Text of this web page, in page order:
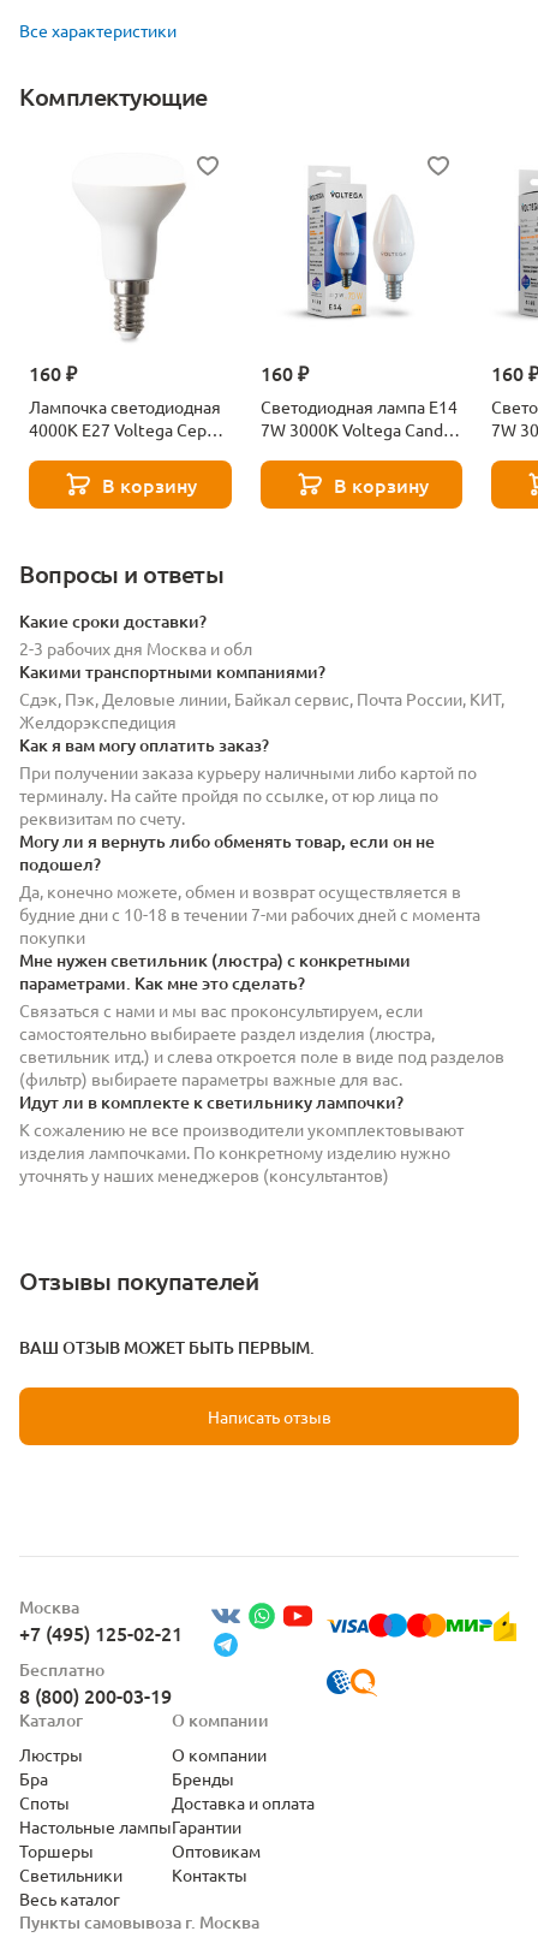
Все характеристики
Комплектующие
160 ₽
Лампочка светодиодная
4000К Е27 Voltega Серия
В корзину
160 ₽
Светодиодная лампа E14
7W 3000K Voltega Candle
В корзину
160
7W
Вопросы и ответы
Какие сроки доставки?
2-3 рабочих дня Москва и обл
Какими транспортными компаниями?
Сдэк, Пэк, Деловые линии, Байкал сервис, Почта России, КИТ,
Желдорэкспедиция
Как я вам могу оплатить заказ?
При получении заказа курьеру наличными либо картой по
терминалу. На сайте пройдя по ссылке, от юр лица по
реквизитам по счету.
Могу ли я вернуть либо обменять товар, если он не
подошел?
Да, конечно можете, обмен и возврат осуществляется в
будние дни с 10-18 в течении 7-ми рабочих дней с момента
покупки
Мне нужен светильник (люстра) с конкретными
параметрами. Как мне это сделать?
Связаться с нами и мы вас проконсультируем, если
самостоятельно выбираете раздел изделия (люстра,
светильник итд.) и слева откроется поле в виде под разделов
(фильтр) выбираете параметры важные для вас.
Идут ли в комплекте к светильнику лампочки?
К сожалению не все производители укомплектовывают
изделия лампочками. По конкретному изделию нужно
уточнять у наших менеджеров (консультантов)
Отзывы покупателей
ВАШ ОТЗЫВ МОЖЕТ БЫТЬ ПЕРВЫМ.
Написать отзыв
Москва
+7 (495) 125-02-21
Бесплатно
8 (800) 200-03-19
Пункты самовывоза г. Москва
Каталог
Люстры
Бра
Споты
Настольные лампы
Торшеры
Светильники
Весь каталог
О компании
О компании
Бренды
Доставка и оплата
Гарантии
Оптовикам
Контакты